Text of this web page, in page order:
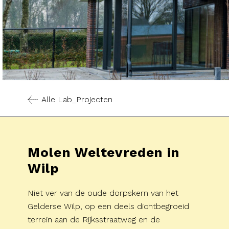
Alle Lab_Projecten
Molen Weltevreden in
Wilp
Niet ver van de oude dorpskern van het
Gelderse Wilp, op een deels dichtbegroeid
terrein aan de Rijksstraatweg en de